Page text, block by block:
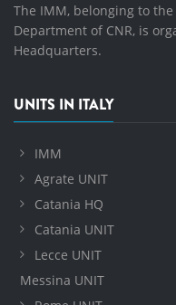
The IMM, belonging to
Department of CNR, is
Headquarters.
UNITS IN ITALY
IMM
Agrate UNIT
Catania HQ
Catania UNIT
Lecce UNIT
Messina UNIT